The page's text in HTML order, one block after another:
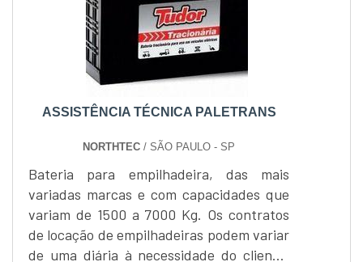
ASSISTÊNCIA TÉCNICA PALETRANS
NORTHTEC / SÃO PAULO - SP
Bateria para empilhadeira, das mais
variadas marcas e com capacidades que
variam de 1500 a 7000 Kg. Os contratos
de locação de empilhadeiras podem variar
de uma diária à necessidade do cliente,